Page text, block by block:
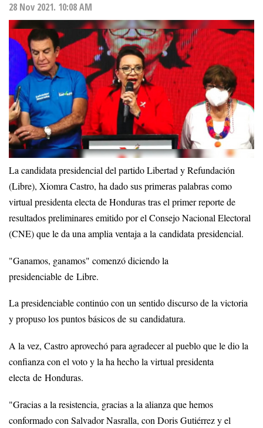
28 Nov 2021. 10:08 AM
La candidata presidencial del partido Libertad y Refundación
(Libre), Xiomra Castro, ha dado sus primeras palabras como
virtual presidenta electa de Honduras tras el primer reporte de
resultados preliminares emitido por el Consejo Nacional Electoral
(CNE) que le da una amplia ventaja a la candidata presidencial.
"Ganamos, ganamos" comenzó diciendo la
presidenciable de Libre.
La presidenciable continúo con un sentido discurso de la victoria
y propuso los puntos básicos de su candidatura.
A la vez, Castro aprovechó para agradecer al pueblo que le dio la
confianza con el voto y la ha hecho la virtual presidenta
electa de Honduras.
"Gracias a la resistencia, gracias a la alianza que hemos
conformado con Salvador Nasralla, con Doris Gutiérrez y el